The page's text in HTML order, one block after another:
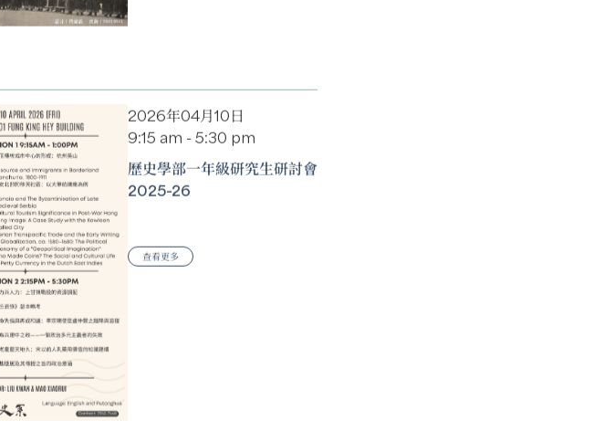
2026年04月10日
9:15 am - 5:30 pm
歷史學部一年級研究生研討會
2025-26
查看更多